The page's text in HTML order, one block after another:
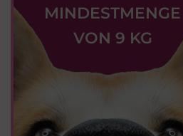
MINDESTMENGE
VON 9 KG